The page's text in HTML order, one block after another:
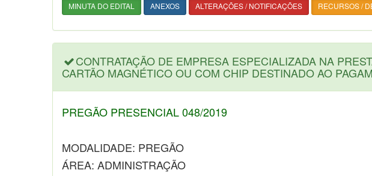
MINUTA DO EDITAL ANEXOS ALTERAÇÕES / NOTIFICAÇÕES RECURSOS /
CONTRATAÇÃO DE EMPRESA ESPECIALIZADA NA
CARTÃO MAGNÉTICO OU COM CHIP DESTINADO AO
PREGÃO PRESENCIAL 048/2019
MODALIDADE: PREGÃO
ÁREA: ADMINISTRAÇÃO